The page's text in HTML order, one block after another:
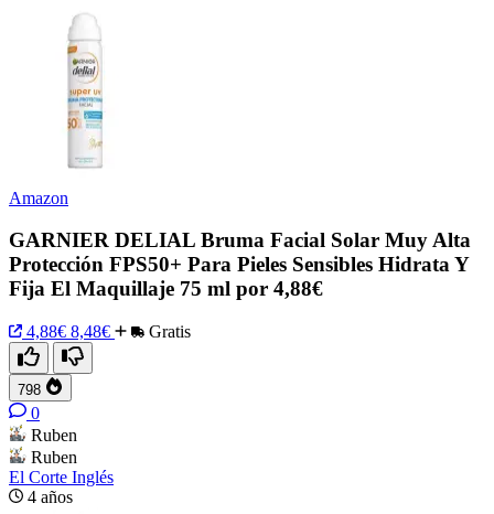
Amazon
GARNIER DELIAL Bruma Facial Solar Muy Alta
Protección FPS50+ Para Pieles Sensibles Hidrata Y
Fija El Maquillaje 75 ml por 4,88€
4,88€ 8,48€ Gratis
798
0
Ruben
Ruben
El Corte Inglés
4 años